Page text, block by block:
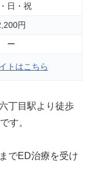
日・祝
円
ー
トはこちら
丁目駅より徒歩
す。
でED治療を受け